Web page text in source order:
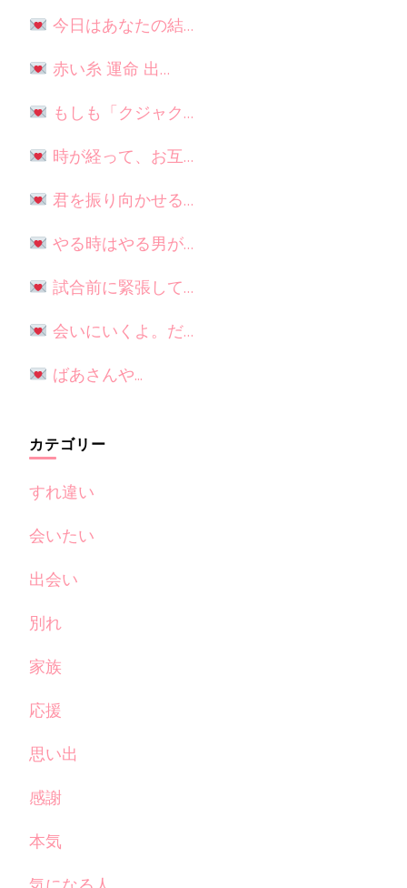
今日はあなたの結…
赤い糸 運命 出…
もしも「クジャク…
時が経って、お互…
君を振り向かせる…
やる時はやる男が…
試合前に緊張して…
会いにいくよ。だ…
ばあさんや...
カテゴリー
すれ違い
会いたい
出会い
別れ
家族
応援
思い出
感謝
本気